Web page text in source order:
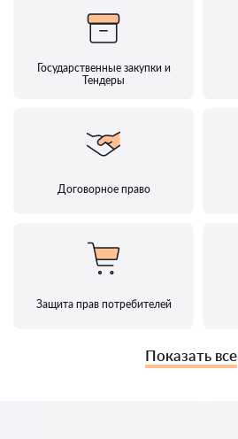
Государственные закупки и
Тендеры
Договорное право
Защита прав потребителей
Показать все